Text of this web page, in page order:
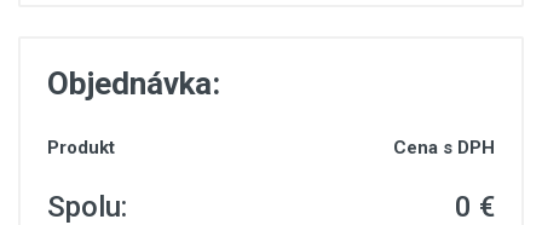
Objednávka:
Produkt Cena s DPH
Spolu: 0 €